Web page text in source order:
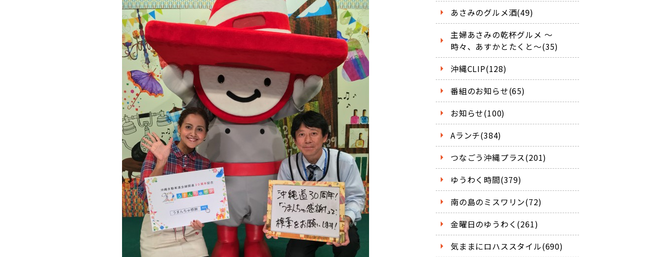
あさみのグルメ酒(49)
主婦あさみの乾杯グルメ ～
時々、あすかとたくと～(35)
沖縄CLIP(128)
番組のお知らせ(65)
お知らせ(100)
Aランチ(384)
つなごう沖縄プラス(201)
ゆうわく時間(379)
南の島のミスワリン(72)
金曜日のゆうわく(261)
気ままにロハススタイル(690)